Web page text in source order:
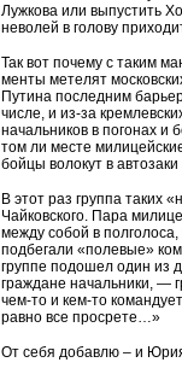
Лужкова или выпустить
неволей в голову
Так вот почему с таким
менты метелят
Путина последним
числе, и из-за
начальников в погонах и
том ли месте
бойцы волокут в
В этот раз группа таких
Чайковского. Пара
между собой в
подбегали «полевые»
группе подошел один из
граждане начальники, —
чем-то и кем-то
равно все просрете…»
От себя добавлю – и